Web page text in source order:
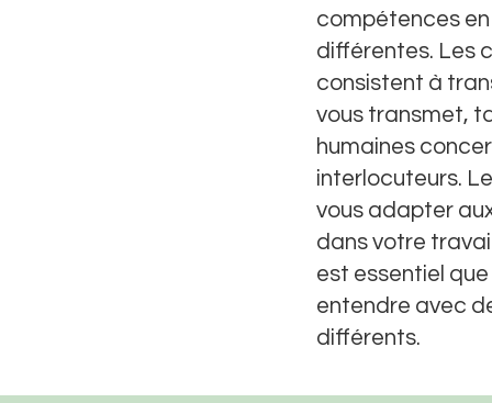
compétences
différentes. Les
consistent à
vous transmet,
humaines
interlocuteurs.
vous adapter
dans votre
est essentiel
entendre avec
différents.